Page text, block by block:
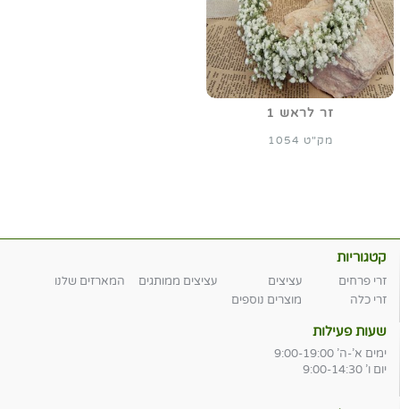
זר לראש 1
מק"ט 1054
קטגוריות
זרי פרחים עציצים עציצים ממותגים
המארזים שלנו
זרי כלה
מוצרים נוספים
שעות פעילות
ימים א'-ה' 9:00-19:00
יום ו' 9:00-14:30